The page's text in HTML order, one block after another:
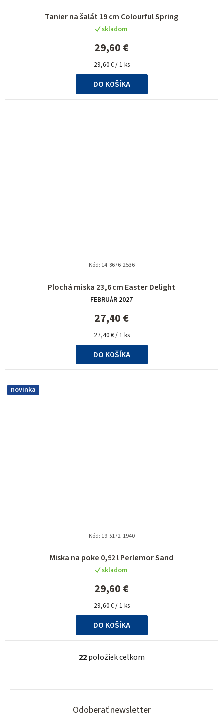
Tanier na šalát 19 cm Colourful Spring
skladom
29,60 €
Jednotková
cena:
29,60 € / 1 ks
DO KOŠÍKA
Plochá miska 23,6 cm Easter Delight
hodnotenie
produktu
je
5,0
z
5
hviezdičiek.
FEBRUÁR 2027
27,40 €
Jednotková
cena:
27,40 € / 1 ks
DO KOŠÍKA
Kód: 14-8676-2536
novinka
Miska na poke 0,92 l Perlemor Sand
skladom
29,60 €
Jednotková
cena:
29,60 € / 1 ks
DO KOŠÍKA
Kód: 19-5172-1940
O
l
d
22položiek celkom
Odoberať newsletter